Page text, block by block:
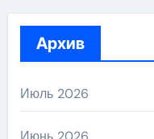
Архив
Июль 2026